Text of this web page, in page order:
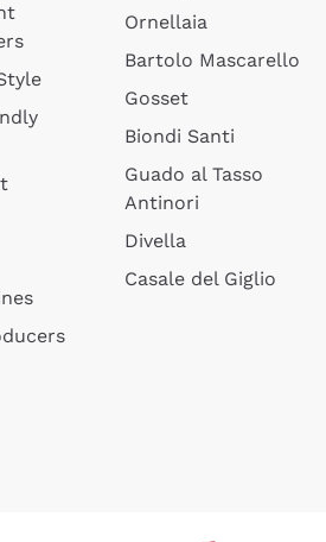
Ornellaia
Bartolo Mascarello
Gosset
Biondi Santi
Guado al Tasso
Antinori
Divella
Casale del Giglio